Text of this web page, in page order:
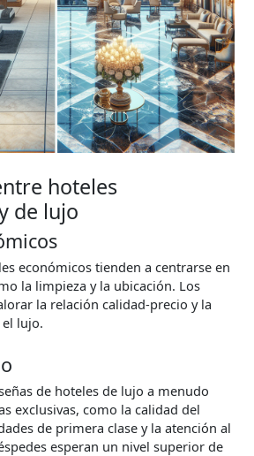
hoteles
de lujo
económicos tienden a centrarse en
la limpieza y la ubicación. Los
la relación calidad-precio y la
lujo.
de hoteles de lujo a menudo
exclusivas, como la calidad del
de primera clase y la atención al
esperan un nivel superior de